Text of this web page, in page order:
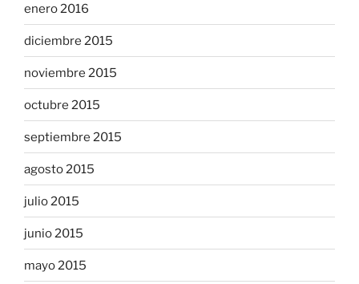
enero 2016
diciembre 2015
noviembre 2015
octubre 2015
septiembre 2015
agosto 2015
julio 2015
junio 2015
mayo 2015